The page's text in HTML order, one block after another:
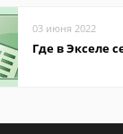
03 июня 2022
Где в Экселе